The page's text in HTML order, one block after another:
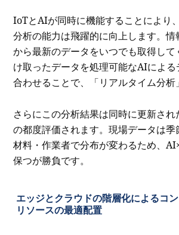
IoTとAIが同時に機能することにより
分析の能力は飛躍的に向上します。
から最新のデータをいつでも取得し
け取ったデータを処理可能なAIによ
合わせることで、「リアルタイム分析
さらにこの分析結果は同時に更新さ
の都度評価されます。現場データは
材料・作業者で分布が変わるため、
保つが勝負です。
エッジとクラウドの階層化によるコ
リソースの最適配置